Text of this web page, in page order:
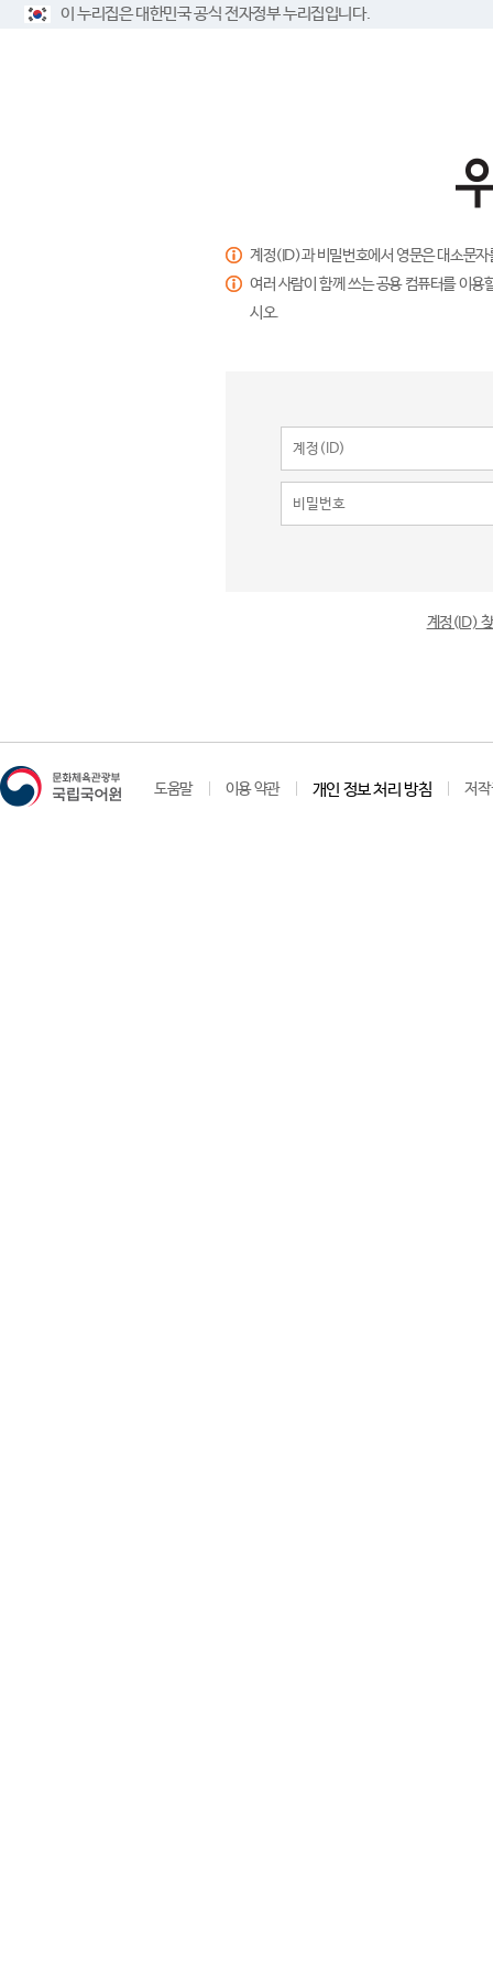
이 누리집은 대한민국 공식 전자정부 누리집입니다.
계정(ID)과 비밀번호에서 영문은 대소문
여러 사람이 함께 쓰는 공용 컴퓨터를 이
시오.
계정(ID)
도움말 이용 약관 개인 정보 처리 방침 저